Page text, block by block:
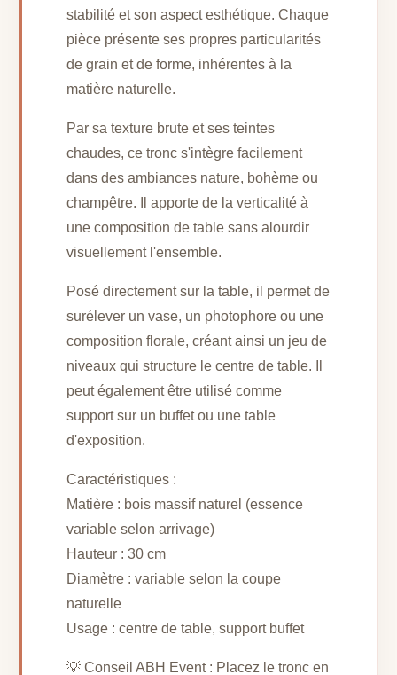
stabilité et son aspect esthétique. Chaque
pièce présente ses propres particularités
de grain et de forme, inhérentes à la
matière naturelle.
Par sa texture brute et ses teintes
chaudes, ce tronc s'intègre facilement
dans des ambiances nature, bohème ou
champêtre. Il apporte de la verticalité à
une composition de table sans alourdir
visuellement l'ensemble.
Posé directement sur la table, il permet de
surélever un vase, un photophore ou une
composition florale, créant ainsi un jeu de
niveaux qui structure le centre de table. Il
peut également être utilisé comme
support sur un buffet ou une table
d'exposition.
Caractéristiques :
Matière : bois massif naturel (essence
variable selon arrivage)
Hauteur : 30 cm
Diamètre : variable selon la coupe
naturelle
Usage : centre de table, support buffet
💡 Conseil ABH Event : Placez le tronc en